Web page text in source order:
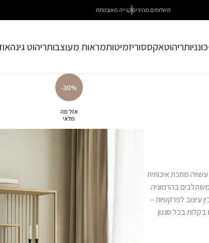
משלוחים מהיריםקנייה מאובטחת
ריהוטאקססוריזמיטותמראות מעוצבותריהוט גינה
מתכת איכותית
משתלבים בהרמוניה
עיצוב לפרקטיות –
בכל סגנון
-30%
אזל מה
מלאי